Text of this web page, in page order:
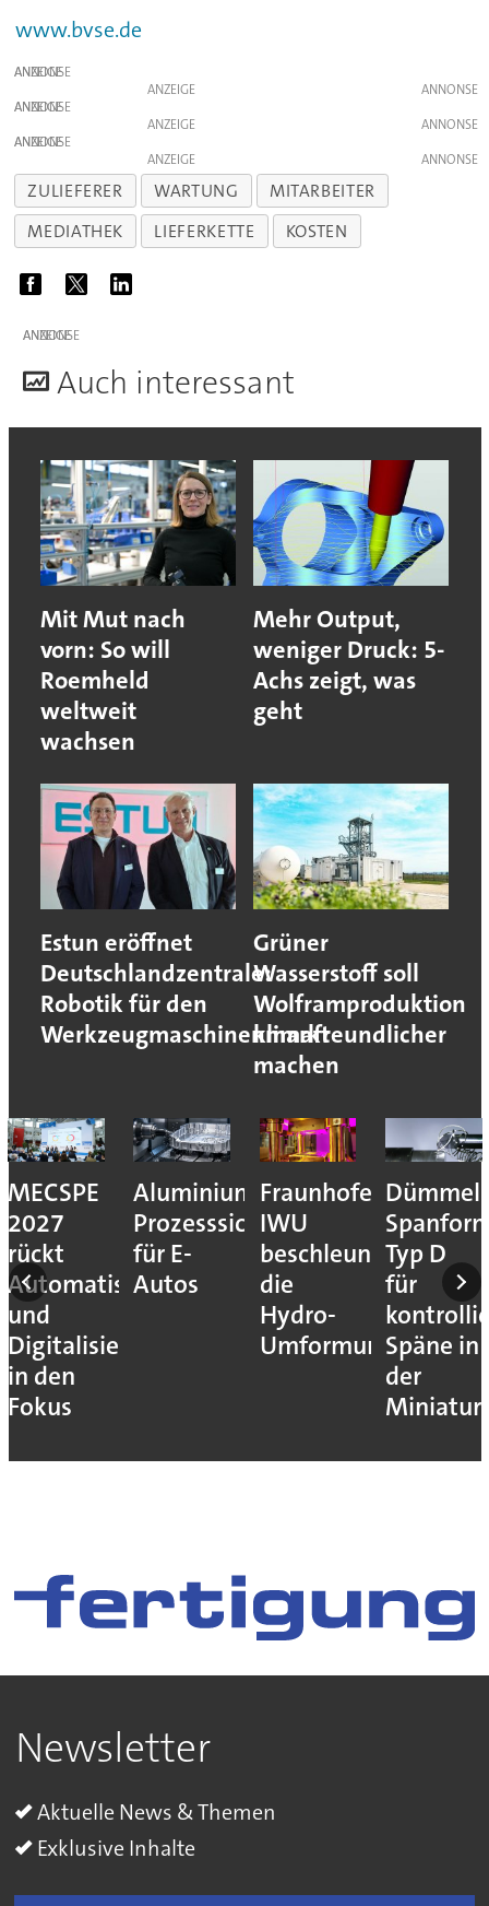
www.bvse.de
ANZEIGE
ANZEIGE
ANZEIGE
ANZEIGE
ANZEIGE
ANZEIGE
ZULIEFERER WARTUNG
MITARBEITER
MEDIATHEK
LIEFERKETTE KOSTEN
ANZEIGE
Auch interessant
Mit Mut nach
vorn: So will
Roemheld
weltweit
wachsen
Mehr Output,
weniger Druck: 5-
Achs zeigt, was
geht
Estun eröffnet
Deutschlandzentrale:
Robotik für den
Werkzeugmaschinenmarkt
Grüner
Wasserstoff soll
Wolframproduktion
klimafreundlicher
machen
MECSPE
2027
rückt
Automatisierung
und
Digitalisierung
in den
Fokus
Aluminiumzerspanung:
Prozesssicher
für E-
Autos
Fraunhofer
IWU
beschleunigt
die
Hydro-
Umformung
Dümmel:
Typ D
für
Späne in
der
Newsletter
Aktuelle News & Themen
Exklusive Inhalte